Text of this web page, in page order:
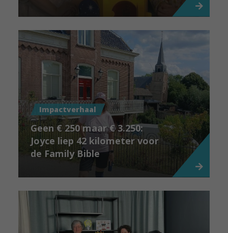
Impactverhaal
Geen € 250 maar € 3.250:
Joyce liep 42 kilometer voor
de Family Bible